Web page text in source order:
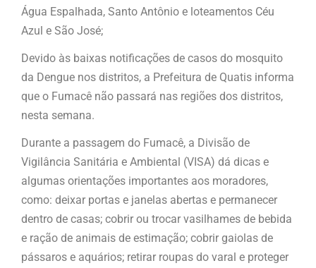
Água Espalhada, Santo Antônio e loteamentos Céu
Azul e São José;
Devido às baixas notificações de casos do mosquito
da Dengue nos distritos, a Prefeitura de Quatis informa
que o Fumacê não passará nas regiões dos distritos,
nesta semana.
Durante a passagem do Fumacê, a Divisão de
Vigilância Sanitária e Ambiental (VISA) dá dicas e
algumas orientações importantes aos moradores,
como: deixar portas e janelas abertas e permanecer
dentro de casas; cobrir ou trocar vasilhames de bebida
e ração de animais de estimação; cobrir gaiolas de
pássaros e aquários; retirar roupas do varal e proteger